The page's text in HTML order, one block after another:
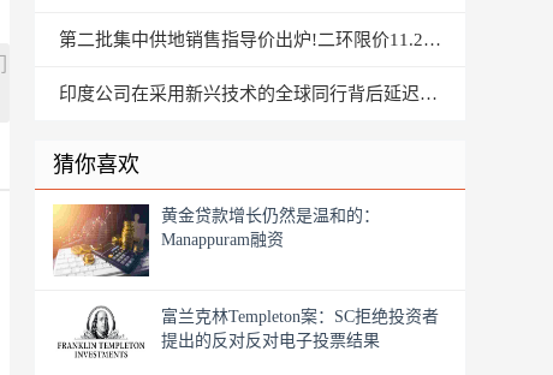
第二批集中供地销售指导价出炉!二环限价11.2万或打8折
印度公司在采用新兴技术的全球同行背后延迟，显示了调查
猜你喜欢
黄金贷款增长仍然是温和的：
Manappuram融资
富兰克林Templeton案：SC拒绝投资者
提出的反对反对电子投票结果